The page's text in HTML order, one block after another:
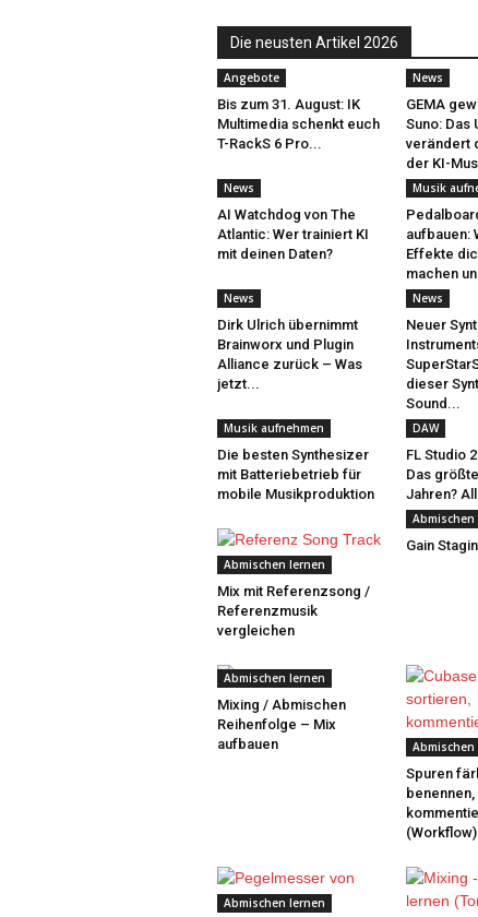
Die neusten Artikel 2026
Angebote
Bis zum 31. August: IK
Multimedia schenkt euch
T-RackS 6 Pro...
News
GEMA
Suno: Das
verändert
der KI-
News
AI Watchdog von The
Atlantic: Wer trainiert KI
mit deinen Daten?
Musik
aufbauen:
Effekte
machen
News
Dirk Ulrich übernimmt
Brainworx und Plugin
Alliance zurück – Was
jetzt...
News
Neuer
dieser
Sound...
Musik aufnehmen
Die besten Synthesizer
mit Batteriebetrieb für
mobile Musikproduktion
DAW
FL Studio
Das
Jahren?
Abmischen lernen
Mix mit Referenzsong /
Referenzmusik
vergleichen
Abmischen
Gain
Abmischen lernen
Mixing / Abmischen
Reihenfolge – Mix
aufbauen
Abmischen
Spuren
(Workflow)
Abmischen lernen